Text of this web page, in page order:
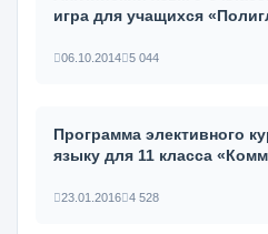
игра для учащихся
06.10.2014 5 044
Программа элективного
языку для 11 класса
23.01.2016 4 528